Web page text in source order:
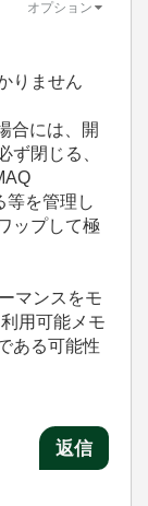
オプション
りません
合には、開
ず閉じる、
等を管理し
ップして極
マンスをモ
用可能メモ
ある可能性
返信